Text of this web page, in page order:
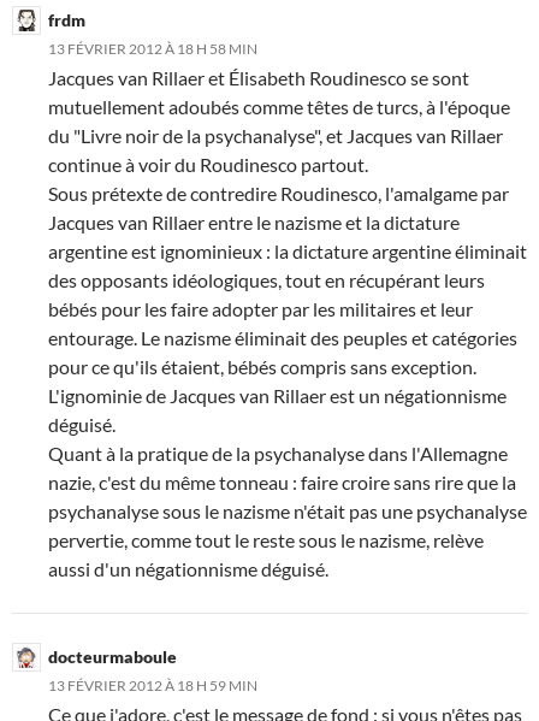
frdm
13 FÉVRIER 2012 À 18 H 58 MIN
Jacques van Rillaer et Élisabeth Roudinesco se sont
mutuellement adoubés comme têtes de turcs, à l'époque
du "Livre noir de la psychanalyse", et Jacques van Rillaer
continue à voir du Roudinesco partout.
Sous prétexte de contredire Roudinesco, l'amalgame par
Jacques van Rillaer entre le nazisme et la dictature
argentine est ignominieux : la dictature argentine éliminait
des opposants idéologiques, tout en récupérant leurs
bébés pour les faire adopter par les militaires et leur
entourage. Le nazisme éliminait des peuples et catégories
pour ce qu'ils étaient, bébés compris sans exception.
L'ignominie de Jacques van Rillaer est un négationnisme
déguisé.
Quant à la pratique de la psychanalyse dans l'Allemagne
nazie, c'est du même tonneau : faire croire sans rire que la
psychanalyse sous le nazisme n'était pas une psychanalyse
pervertie, comme tout le reste sous le nazisme, relève
aussi d'un négationnisme déguisé.
docteurmaboule
13 FÉVRIER 2012 À 18 H 59 MIN
Ce que j'adore, c'est le message de fond : si vous n'êtes pas